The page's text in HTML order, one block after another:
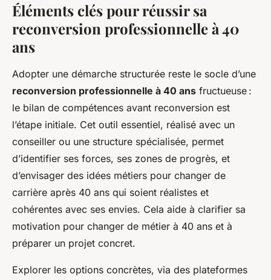
Éléments clés pour réussir sa
reconversion professionnelle à 40
ans
Adopter une démarche structurée reste le socle d’une
reconversion professionnelle à 40 ans fructueuse :
le bilan de compétences avant reconversion est
l’étape initiale. Cet outil essentiel, réalisé avec un
conseiller ou une structure spécialisée, permet
d’identifier ses forces, ses zones de progrès, et
d’envisager des idées métiers pour changer de
carrière après 40 ans qui soient réalistes et
cohérentes avec ses envies. Cela aide à clarifier sa
motivation pour changer de métier à 40 ans et à
préparer un projet concret.
Explorer les options concrètes, via des plateformes